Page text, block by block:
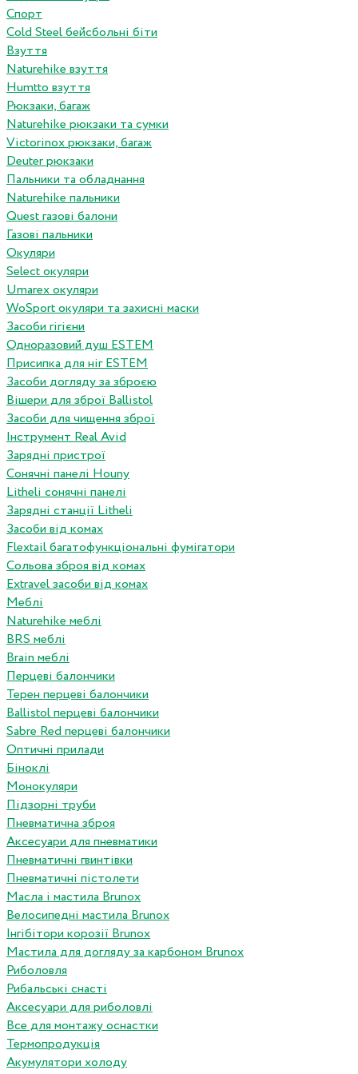
Спорт
Cold Steel бейсбольні біти
Взуття
Naturehike взуття
Humtto взуття
Рюкзаки, багаж
Naturehike рюкзаки та сумки
Victorinox рюкзаки, багаж
Deuter рюкзаки
Пальники та обладнання
Naturehike пальники
Quest газові балони
Газові пальники
Окуляри
Select окуляри
Umarex окуляри
WoSport окуляри та захисні маски
Засоби гігієни
Одноразовий душ ESTEM
Присипка для ніг ESTEM
Засоби догляду за зброєю
Вішери для зброї Ballistol
Засоби для чищення зброї
Інструмент Real Avid
Зарядні пристрої
Сонячні панелі Houny
Litheli сонячні панелі
Зарядні станції Litheli
Засоби від комах
Flextail багатофункціональні фумігатори
Сольова зброя від комах
Extravel засоби від комах
Меблі
Naturehike меблі
BRS меблі
Brain меблі
Перцеві балончики
Терен перцеві балончики
Ballistol перцеві балончики
Sabre Red перцеві балончики
Оптичні прилади
Біноклі
Монокуляри
Підзорні труби
Пневматична зброя
Аксесуари для пневматики
Пневматичні гвинтівки
Пневматичні пістолети
Масла і мастила Brunox
Велосипедні мастила Brunox
Інгібітори корозії Brunox
Мастила для догляду за карбоном Brunox
Риболовля
Рибальські снасті
Аксесуари для риболовлі
Все для монтажу оснастки
Термопродукція
Акумулятори холоду